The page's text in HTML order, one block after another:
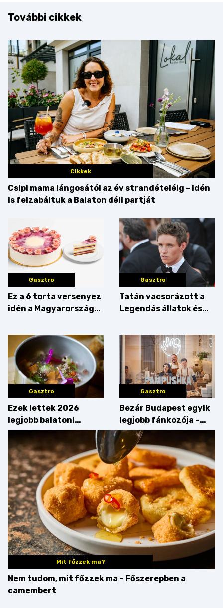
További cikkek
Cikkek
Csipi mama lángosától az év strandételéig – idén
is felzabáltuk a Balaton déli partját
Gasztro
Ez a 6 torta versenyez
idén a Magyarország
Gasztro
Tatán vacsorázott a
Legendás állatok és
Gasztro
Ezek lettek 2026
legjobb balatoni
strandételei –
végigkóstoltuk a
győzteseket
Gasztro
Bezár Budapest egyik
legjobb fánkozója –
búcsúzik a Pampushka
Mit főzzek ma?
Nem tudom, mit főzzek ma – Főszerepben a
camembert